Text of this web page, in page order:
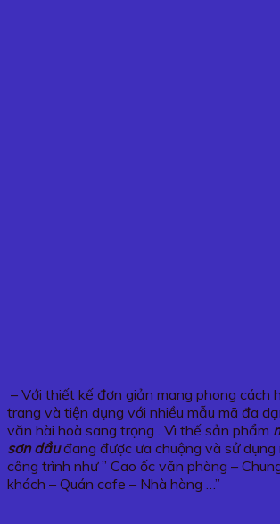
– Với thiết kế đơn giản mang phong cách
trang và tiện dụng với nhiều mẫu mã đa
văn hài hoà sang trọng . Vì thế sản phẩm
sơn dầuđang được ưa chuộng và sử dụng
công trình như ” Cao ốc văn phòng –
khách – Quán cafe – Nhà hàng …”